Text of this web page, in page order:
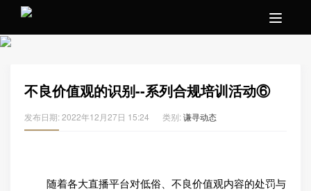
不良价值观的识别--系列合规培训活动⑥
发布日期: 2022年12月27日 15:24 类别:谦寻动态
随着各大直播平台对低俗、不良价值观内容的处罚与